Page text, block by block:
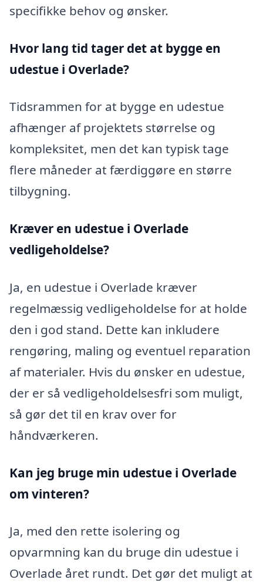
specifikke behov og ønsker.
Hvor lang tid tager det at bygge en
udestue i Overlade?
Tidsrammen for at bygge en udestue
afhænger af projektets størrelse og
kompleksitet, men det kan typisk tage
flere måneder at færdiggøre en større
tilbygning.
Kræver en udestue i Overlade
vedligeholdelse?
Ja, en udestue i Overlade kræver
regelmæssig vedligeholdelse for at holde
den i god stand. Dette kan inkludere
rengøring, maling og eventuel reparation
af materialer. Hvis du ønsker en udestue,
der er så vedligeholdelsesfri som muligt,
så gør det til en krav over for
håndværkeren.
Kan jeg bruge min udestue i Overlade
om vinteren?
Ja, med den rette isolering og
opvarmning kan du bruge din udestue i
Overlade året rundt. Det gør det muligt at